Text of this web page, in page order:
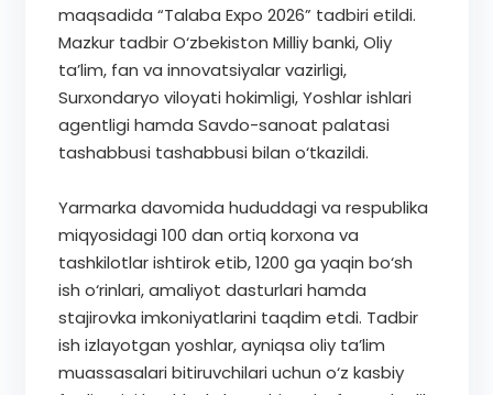
maqsadida “Talaba Expo 2026” tadbiri etildi.
Mazkur tadbir O‘zbekiston Milliy banki, Oliy
ta’lim, fan va innovatsiyalar vazirligi,
Surxondaryo viloyati hokimligi, Yoshlar ishlari
agentligi hamda Savdo-sanoat palatasi
tashabbusi tashabbusi bilan o‘tkazildi.
Yarmarka davomida hududdagi va respublika
miqyosidagi 100 dan ortiq korxona va
tashkilotlar ishtirok etib, 1200 ga yaqin bo‘sh
ish o‘rinlari, amaliyot dasturlari hamda
stajirovka imkoniyatlarini taqdim etdi. Tadbir
ish izlayotgan yoshlar, ayniqsa oliy ta’lim
muassasalari bitiruvchilari uchun o‘z kasbiy